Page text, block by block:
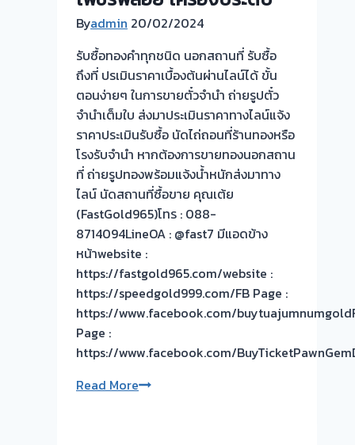
Byadmin 20/02/2024
รับซื้อทองคำทุกชนิด นอกสถานที่ รับซื้อ
ถึงที่ ปรเมินราคาเบื้องต้นผ่านไลน์ได้ ขั้น
ตอนง่ายๆ ในการขายตั๋วจำนำ ถ่ายรูปตั๋ว
จำนำเต็มใบ ส่งมาประเมินราคาทางไลน์แจ้ง
ราคาประเมินรับซื้อ นัดไถ่ถอนที่ร้านทองหรือ
โรงรับจำนำ หากต้องการขายทองนอกสถาน
ที่ ถ่ายรูปทองพร้อมแจ้งน้ำหนักส่งมาทาง
ไลน์ นัดสถานที่ซื้อขาย คุณเต้ย
(FastGold965)โทร : 088-
8714094LineOA : @fast7 มีแอดข้าง
หน้าwebsite :
https://fastgold965.com/website :
https://speedgold999.com/FB Page :
https://www.facebook.com/
Page :
https://www.facebook.com/
Read Moreรับ